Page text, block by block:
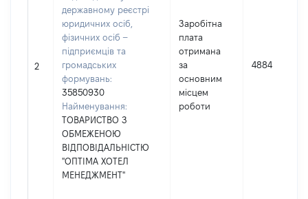
2
державному реєстрі
юридичних осіб,
фізичних осіб –
підприємців та
громадських
формувань:
35850930
Найменування:
ТОВАРИСТВО З
ОБМЕЖЕНОЮ
ВІДПОВІДАЛЬНІСТЮ
"ОПТІМА ХОТЕЛ
МЕНЕДЖМЕНТ"
Заробітна
плата
отримана
за
основним
місцем
роботи
4884